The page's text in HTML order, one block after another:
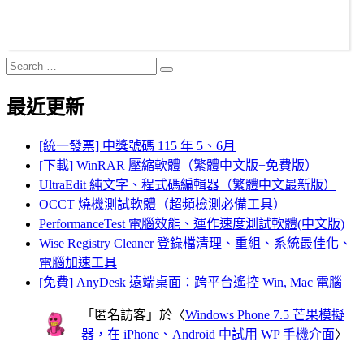
Search
for:
Search
最近更新
[統一發票] 中獎號碼 115 年 5、6月
[下載] WinRAR 壓縮軟體（繁體中文版+免費版）
UltraEdit 純文字、程式碼編輯器（繁體中文最新版）
OCCT 燒機測試軟體（超頻檢測必備工具）
PerformanceTest 電腦效能、運作速度測試軟體(中文版)
Wise Registry Cleaner 登錄檔清理、重組、系統最佳化、
電腦加速工具
[免費] AnyDesk 遠端桌面：跨平台遙控 Win, Mac 電腦
「 匿名訪客 」於〈Windows Phone 7.5 芒果模擬
器，在 iPhone、Android 中試用 WP 手機介面〉